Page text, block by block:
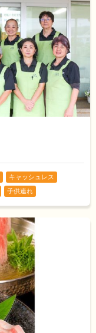
キャッシュレス
子供連れ